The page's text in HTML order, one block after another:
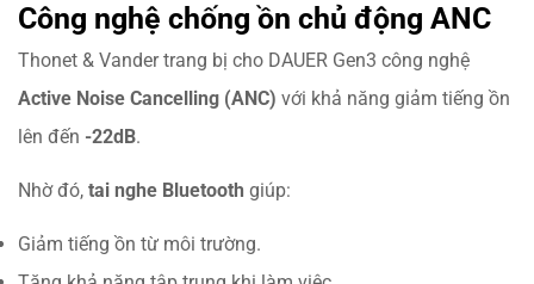
Công nghệ chống ồn chủ động ANC
Thonet & Vander trang bị cho DAUER Gen3 công nghệ
Active Noise Cancelling (ANC) với khả năng giảm tiếng ồn
lên đến -22dB.
Nhờ đó, tai nghe Bluetooth giúp:
Giảm tiếng ồn từ môi trường.